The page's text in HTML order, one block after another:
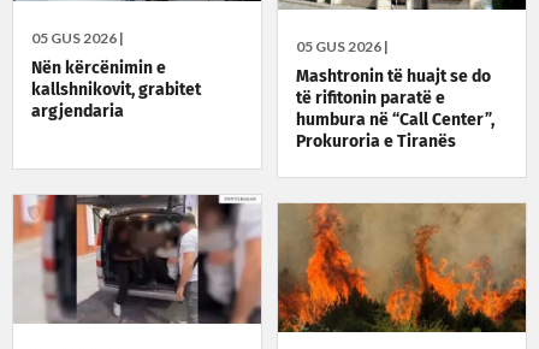
05 GUS 2026 |
Nën kërcënimin e
kallshnikovit, grabitet
argjendaria
05 GUS 2026 |
Mashtronin të huajt se do
të rifitonin paratë e
humbura në “Call Center”,
Prokuroria e Tiranës